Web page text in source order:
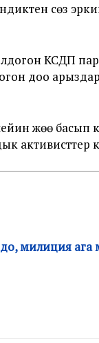
сөз
КСДП
доо
жөө басып
активисттер
милиция ага